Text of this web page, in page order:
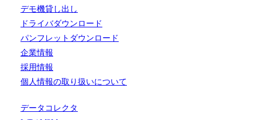
デモ機貸し出し
ドライバダウンロード
パンフレットダウンロード
企業情報
採用情報
個人情報の取り扱いについて
データコレクタ